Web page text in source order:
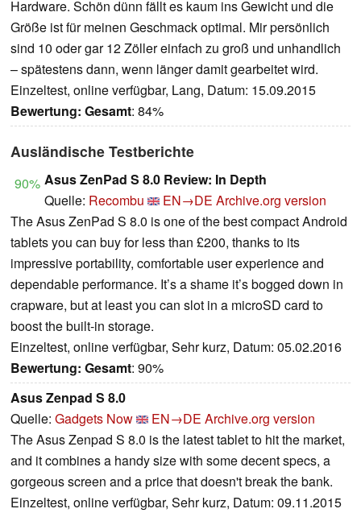
Hardware. Schön dünn fällt es kaum ins Gewicht und die
Größe ist für meinen Geschmack optimal. Mir persönlich
sind 10 oder gar 12 Zöller einfach zu groß und unhandlich
– spätestens dann, wenn länger damit gearbeitet wird.
Einzeltest, online verfügbar, Lang, Datum: 15.09.2015
Bewertung: Gesamt: 84%
Ausländische Testberichte
90% Asus ZenPad S 8.0 Review: In Depth
Quelle: Recombu EN→DE Archive.org version
The Asus ZenPad S 8.0 is one of the best compact Android
tablets you can buy for less than £200, thanks to its
impressive portability, comfortable user experience and
dependable performance. It’s a shame it’s bogged down in
crapware, but at least you can slot in a microSD card to
boost the built-in storage.
Einzeltest, online verfügbar, Sehr kurz, Datum: 05.02.2016
Bewertung: Gesamt: 90%
Asus Zenpad S 8.0
Quelle: Gadgets Now EN→DE Archive.org version
The Asus Zenpad S 8.0 is the latest tablet to hit the market,
and it combines a handy size with some decent specs, a
gorgeous screen and a price that doesn't break the bank.
Einzeltest, online verfügbar, Sehr kurz, Datum: 09.11.2015